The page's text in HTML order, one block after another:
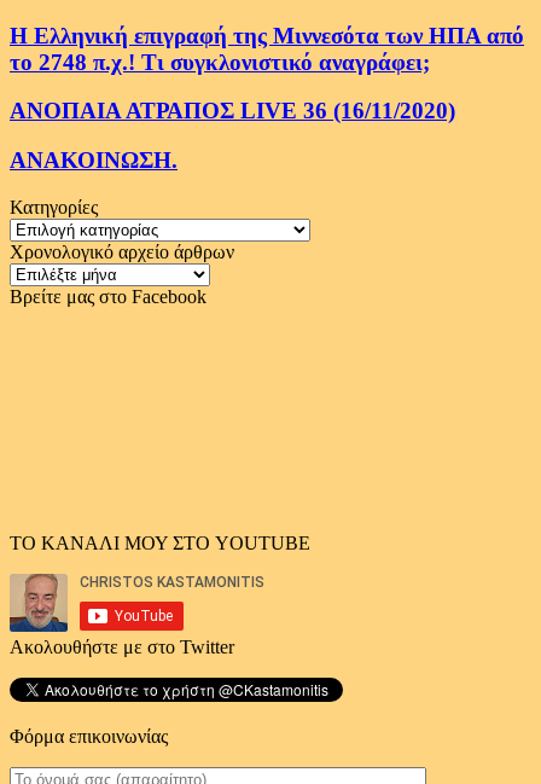
Η Ελληνική επιγραφή της Μιννεσότα των ΗΠΑ από
το 2748 π.χ.! Τι συγκλονιστικό αναγράφει;
ΑΝΟΠΑΙΑ ΑΤΡΑΠΟΣ LIVE 36 (16/11/2020)
ΑΝΑΚΟΙΝΩΣΗ.
Κατηγορίες
Κατηγορίες
Χρονολογικό αρχείο άρθρων
Χρονολογικό
αρχείο
Βρείτε μας στο Facebook
ΤΟ ΚΑΝΑΛΙ ΜΟΥ ΣΤΟ YOUTUBE
Ακολουθήστε με στο Twitter
Φόρμα επικοινωνίας